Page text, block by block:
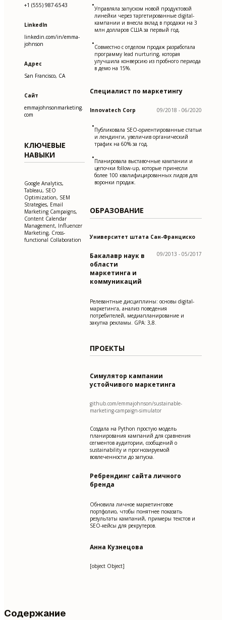
+1 (555) 987-6543
LinkedIn
linkedin.com/in/emma-
johnson
Адрес
San Francisco, CA
Сайт
emmajohnsonmarketing.
com
КЛЮЧЕВЫЕ
НАВЫКИ
Google Analytics,
Tableau, SEO
Optimization, SEM
Strategies, Email
Marketing Campaigns,
Content Calendar
Management, Influencer
Marketing, Cross-
functional Collaboration
•Управляла запуском новой продуктовой
линейки через таргетированные digital-
кампании и внесла вклад в продажи на 3
млн долларов США за первый год.
•Совместно с отделом продаж разработала
программу lead nurturing, которая
улучшила конверсию из пробного периода
в демо на 15%.
Специалист по маркетингу
Innovatech Corp 09/2018 - 06/2020
•Публиковала SEO-ориентированные статьи
и лендинги, увеличив органический
трафик на 60% за год.
•Планировала выставочные кампании и
цепочки follow-up, которые принесли
более 100 квалифицированных лидов для
воронки продаж.
ОБРАЗОВАНИЕ
Университет штата Сан-Франциско
Бакалавр наук в
области
маркетинга и
коммуникаций
09/2013 - 05/2017
Релевантные дисциплины: основы digital-
маркетинга, анализ поведения
потребителей, медиапланирование и
закупка рекламы. GPA: 3,8.
ПРОЕКТЫ
Симулятор кампании
устойчивого маркетинга
github.com/emmajohnson/sustainable-
marketing-campaign-simulator
Создала на Python простую модель
планирования кампаний для сравнения
сегментов аудитории, сообщений о
sustainability и прогнозируемой
вовлеченности до запуска.
Ребрендинг сайта личного
бренда
Обновила личное маркетинговое
портфолио, чтобы понятнее показать
результаты кампаний, примеры текстов и
SEO-кейсы для рекрутеров.
Анна Кузнецова
[object Object]
Содержание